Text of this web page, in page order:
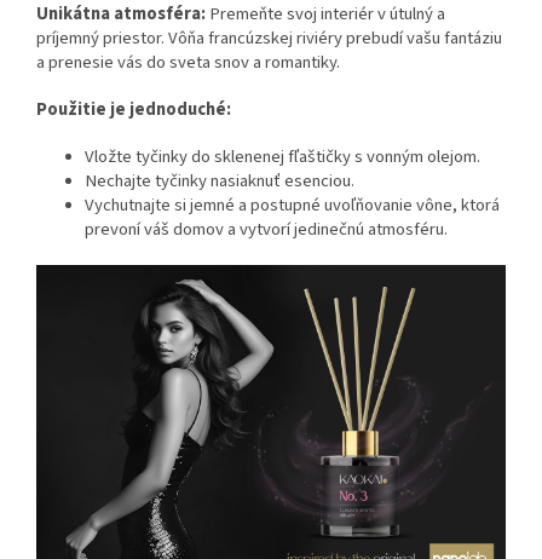
Unikátna atmosféra:Premeňte svoj interiér v útulný a
príjemný priestor. Vôňa francúzskej riviéry prebudí vašu fantáziu
a prenesie vás do sveta snov a romantiky.
Použitie je jednoduché:
Vložte tyčinky do sklenenej fľaštičky s vonným olejom.
Nechajte tyčinky nasiaknuť esenciou.
Vychutnajte si jemné a postupné uvoľňovanie vône, ktorá
prevoní váš domov a vytvorí jedinečnú atmosféru.